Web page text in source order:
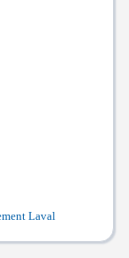
Laval